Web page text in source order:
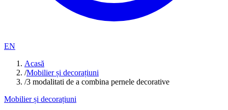
EN
Acasă
/Mobilier și decorațiuni
/3 modalitati de a combina pernele decorative
Mobilier și decorațiuni